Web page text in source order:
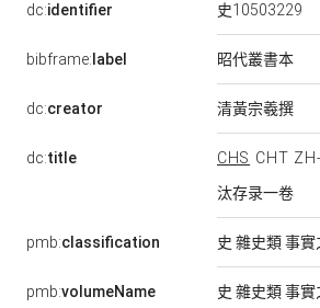
dc:identifier 史10503229
bibframe: label 昭代叢書本
dc:creator 清黃宗羲撰
dc:title CHS CHT
汰存录一卷
pmb:classification 史 雜史類 事實
pmb:volumeName 史 雜史類 事實